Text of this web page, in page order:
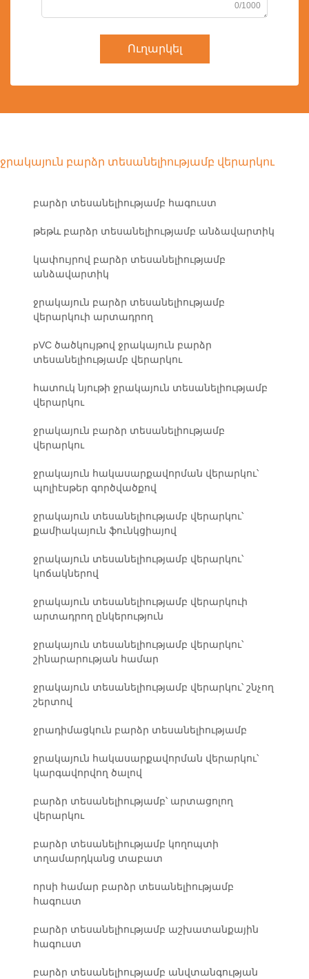
0/1000
Ուղարկել
ջրակայուն բարձր տեսանելիությամբ վերարկու
բարձր տեսանելիությամբ հագուստ
թեթև բարձր տեսանելիությամբ անձավարտիկ
կափույրով բարձր տեսանելիությամբ
անձավարտիկ
ջրակայուն բարձր տեսանելիությամբ
վերարկուի արտադրող
pVC ծածկույթով ջրակայուն բարձր
տեսանելիությամբ վերարկու
հատուկ նյութի ջրակայուն տեսանելիությամբ
վերարկու
ջրակայուն բարձր տեսանելիությամբ
վերարկու
ջրակայուն հակասարքավորման վերարկու՝
պոլիէսթեր գործվածքով
ջրակայուն տեսանելիությամբ վերարկու՝
քամիակայուն ֆունկցիայով
ջրակայուն տեսանելիությամբ վերարկու՝
կոճակներով
ջրակայուն տեսանելիությամբ վերարկուի
արտադրող ընկերություն
ջրակայուն տեսանելիությամբ վերարկու՝
շինարարության համար
ջրակայուն տեսանելիությամբ վերարկու՝ շնչող
շերտով
ջրադիմացկուն բարձր տեսանելիությամբ
ջրակայուն հակասարքավորման վերարկու՝
կարգավորվող ծալով
բարձր տեսանելիությամբ՝ արտացոլող
վերարկու
բարձր տեսանելիությամբ կողոպտի
տղամարդկանց տաբատ
որսի համար բարձր տեսանելիությամբ
հագուստ
բարձր տեսանելիությամբ աշխատանքային
հագուստ
բարձր տեսանելիությամբ անվտանգության